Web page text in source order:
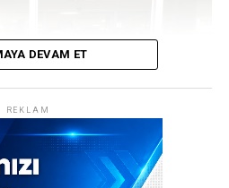
DEVAM ET
REKLAM